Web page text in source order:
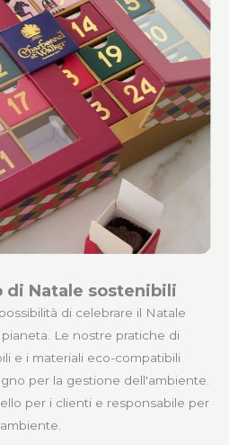
di Natale sostenibili
di celebrare il Natale
Le nostre pratiche di
e i materiali eco-compatibili
per la gestione dell'ambiente.
per i clienti e responsabile per